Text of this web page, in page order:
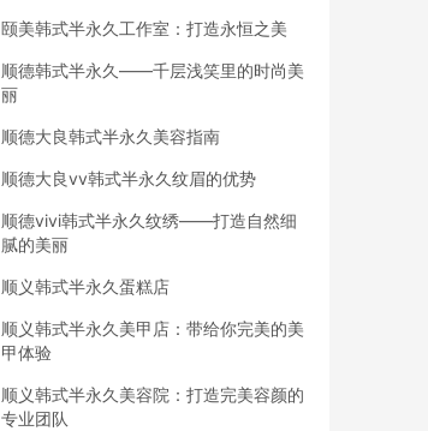
颐美韩式半永久工作室：打造永恒之美
顺德韩式半永久——千层浅笑里的时尚美
丽
顺德大良韩式半永久美容指南
顺德大良vv韩式半永久纹眉的优势
顺德vivi韩式半永久纹绣——打造自然细
腻的美丽
顺义韩式半永久蛋糕店
顺义韩式半永久美甲店：带给你完美的美
甲体验
顺义韩式半永久美容院：打造完美容颜的
专业团队